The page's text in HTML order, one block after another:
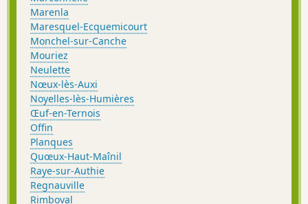
Marenla
Maresquel-Ecquemicourt
Monchel-sur-Canche
Mouriez
Neulette
Nœux-lès-Auxi
Noyelles-lès-Humières
Œuf-en-Ternois
Offin
Planques
Quœux-Haut-Maînil
Raye-sur-Authie
Regnauville
Rimboval